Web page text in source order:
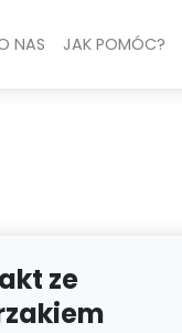
NAS JAK POMÓC?
ze